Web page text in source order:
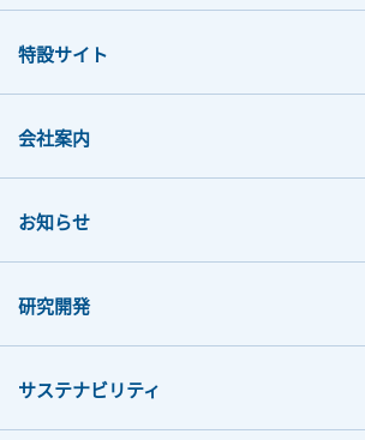
特設サイト
会社案内
お知らせ
研究開発
サステナビリティ